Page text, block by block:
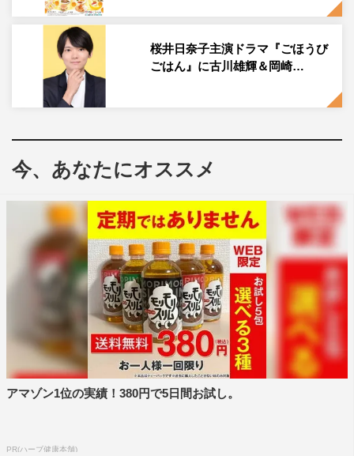
桜井日奈子主演ドラマ『ごほうび
ごはん』に古川雄輝＆岡崎…
今、あなたにオススメ
アマゾン1位の実績！380円で5日間お試し。
PR(ハーブ健康本舗)